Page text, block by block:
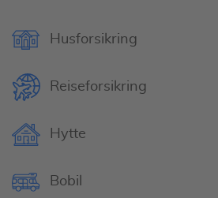
Husforsikring
Reiseforsikring
Hytte
Bobil